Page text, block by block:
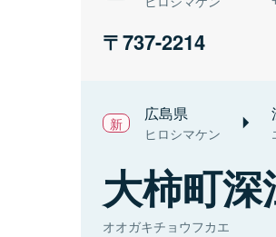
737-2214
広島県
ヒロシマケン
大柿町深
オオガキチョウフカエ